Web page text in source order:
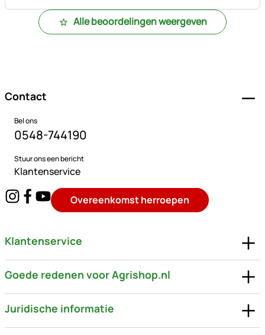
Alle beoordelingen weergeven
Contact
Bel ons
0548-744190
Stuur ons een bericht
Klantenservice
Overeenkomst herroepen
Klantenservice
Goede redenen voor Agrishop.nl
Juridische informatie